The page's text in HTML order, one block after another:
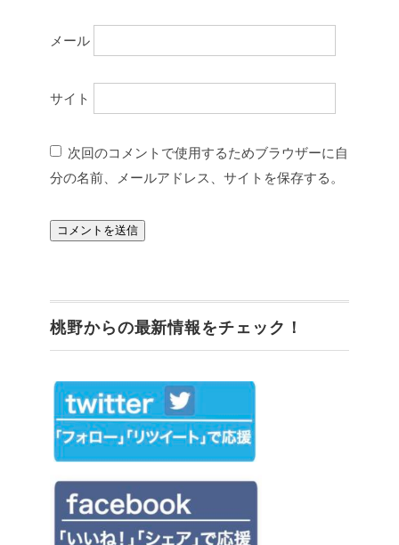
メール
サイト
次回のコメントで使用するためブラウザーに自
分の名前、メールアドレス、サイトを保存する。
桃野からの最新情報をチェック！